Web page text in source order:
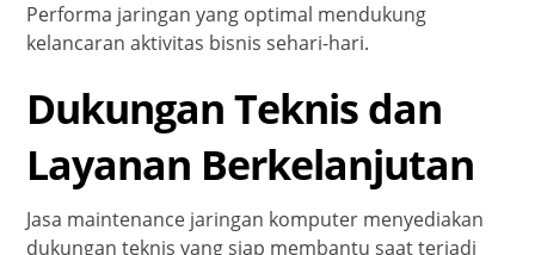
Performa jaringan yang optimal mendukung
kelancaran aktivitas bisnis sehari-hari.
Dukungan Teknis dan
Layanan Berkelanjutan
Jasa maintenance jaringan komputer menyediakan
dukungan teknis yang siap membantu saat terjadi